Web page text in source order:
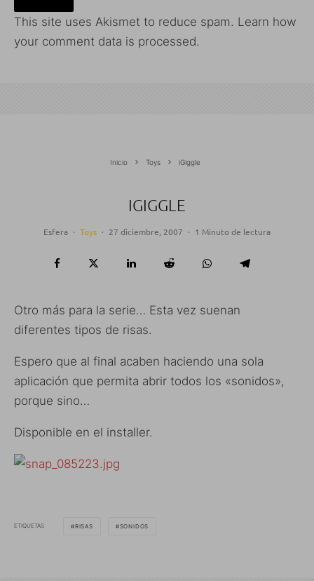
This site uses Akismet to reduce spam. Learn how
your comment data is processed.
Inicio Toys iGiggle
IGIGGLE
Esfera · Toys · 27 diciembre, 2007 · 1 Minuto de lectura
Otro más para la serie… Esta vez suenan
diferentes tipos de risas.
Espero que al final acaben haciendo una sola
aplicación que permita abrir todos los «sonidos»,
porque sino…
Disponible en el installer.
ETIQUETAS RISAS SONIDOS